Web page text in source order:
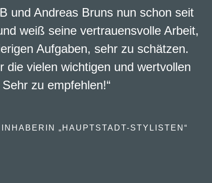
und Andreas Bruns nun schon seit
weiß seine vertrauensvolle Arbeit,
Aufgaben, sehr zu schätzen.
die vielen wichtigen und wertvollen
zu empfehlen!“
„HAUPTSTADT-STYLISTEN“